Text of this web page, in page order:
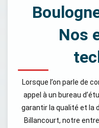
Nos
Lorsque l’on parle de
appel à un bureau
garantir la qualité et la
Billancourt, notre